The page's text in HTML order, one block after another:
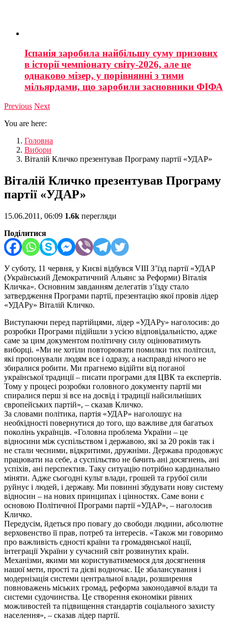
Іспанія заробила найбільшу суму призових
в історії чемпіонату світу-2026, але це
однаково мізер, у порівнянні з тими
мільярдами, що заробили засновники ФІФА
Previous Next
You are here:
Головна
Вибори
Віталій Кличко презентував Програму партії «УДАР»
Віталій Кличко презентував Програму
партії «УДАР»
15.06.2011, 06:09 1.6k перегляди
Поділитися
У суботу, 11 червня, у Києві відбувся VIII З’їзд партії «УДАР
(Український Демократичний Альянс за Реформи) Віталія
Кличка». Основним завданням делегатів з’їзду стало
затвердження Програми партії, презентацію якої провів лідер
«УДАРу» Віталій Кличко.
Виступаючи перед партійцями, лідер «УДАРу» наголосив: до
розробки Програми підійшли з усією відповідальністю, адже
саме за цим документом політичну силу оцінюватимуть
виборці. «Ми не хотіли повторювати помилки тих політсил,
які пропонували людям все і одразу, а насправді нічого не
збиралися робити. Ми прагнемо відійти від поганої
української традиції – писати програми для ЦВК та експертів.
Тому у процесі розробки головного документу партії ми
спиралися перш зі все на досвід і традиції найсильніших
європейських партій», – сказав Кличко.
За словами політика, партія «УДАР» наголошує на
необхідності повернутися до того, що важливе для багатьох
поколінь українців. «Головна проблема України – це
відносини між суспільством і державою, які за 20 років так і
не стали чесними, відкритими, дружніми. Держава продовжує
працювати на себе, а суспільство не бачить ані досягнень, ані
успіхів, ані перспектив. Таку ситуацію потрібно кардинально
міняти. Адже сьогодні культ влади, грошей та грубої сили
руйнує і людей, і державу. Ми повинні збудувати нову систему
відносин – на нових принципах і цінностях. Саме вони є
основою Політичної Програми партії «УДАР», – наголосив
Кличко.
Передусім, йдеться про повагу до свободи людини, абсолютне
верховенство її прав, потреб та інтересів. «Також ми говоримо
про важливість єдності країни та громадянської нації,
інтеграції України у сучасний світ розвинутих країн.
Механізми, якими ми користуватимемося для досягнення
нашої мети, прості та дієві водночас. Це збалансування і
модернізація системи центральної влади, розширення
повноважень міських громад, реформа законодавчої влади та
системи судочинства. Це створення економіки рівних
можливостей та підвищення стандартів соціального захисту
населення», – сказав лідер партії.